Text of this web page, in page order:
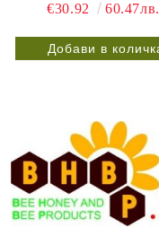
€30.92
60.47лв.